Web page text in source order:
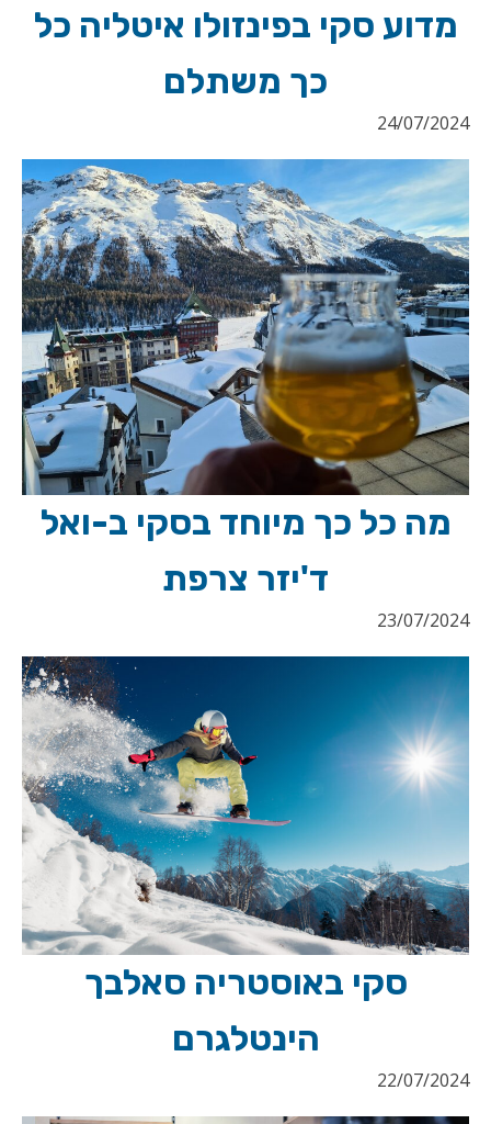
מדוע סקי בפינזולו איטליה כל
כך משתלם
24/07/2024
מה כל כך מיוחד בסקי ב-ואל
ד'יזר צרפת
23/07/2024
סקי באוסטריה סאלבך
הינטלגרם
22/07/2024